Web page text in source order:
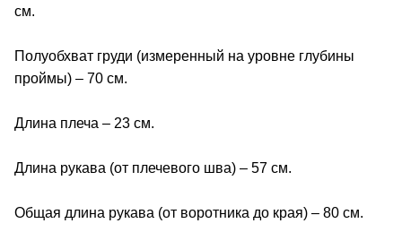
см.
Полуобхват груди (измеренный на уровне глубины
проймы) – 70 см.
Длина плеча – 23 см.
Длина рукава (от плечевого шва) – 57 см.
Общая длина рукава (от воротника до края) – 80 см.